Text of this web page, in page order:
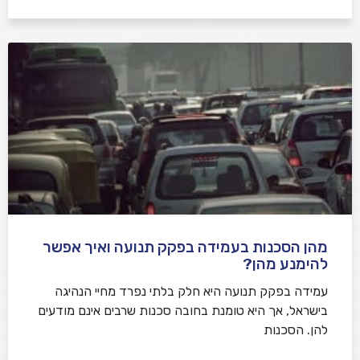
מהן הסכנות בעמידה בפקק תנועה ואיך אפשר
להימנע מהן?
עמידה בפקק תנועה היא חלק בלתי נפרד מחיי הנהיגה
בישראל, אך היא טומנת בחובה סכנות שרבים אינם מודעים
להן. הסכנות